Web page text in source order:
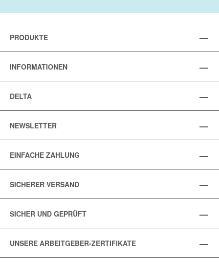
PRODUKTE
INFORMATIONEN
DELTA
NEWSLETTER
EINFACHE ZAHLUNG
SICHERER VERSAND
SICHER UND GEPRÜFT
UNSERE ARBEITGEBER-ZERTIFIKATE